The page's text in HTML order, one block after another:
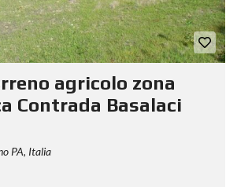
agricolo zona
Contrada Basalaci
PA, Italia